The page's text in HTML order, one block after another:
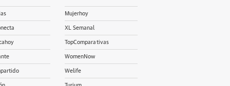
Mujerhoy
XL Semanal
TopComparativas
WomenNow
Welife